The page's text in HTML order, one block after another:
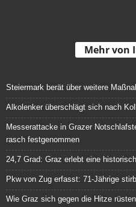
Mehr von
Steiermark berät über weitere
Alkolenker überschlägt sich nach
Messerattacke in Grazer
rasch festgenommen
24,7 Grad: Graz erlebt eine
Pkw von Zug erfasst: 71-Jährige
Wie Graz sich gegen die Hitze rüsten